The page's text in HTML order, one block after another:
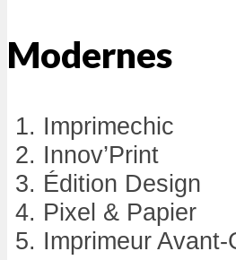
Modernes
Imprimechic
Innov’Print
Édition Design
Pixel & Papier
Imprimeur Avant-